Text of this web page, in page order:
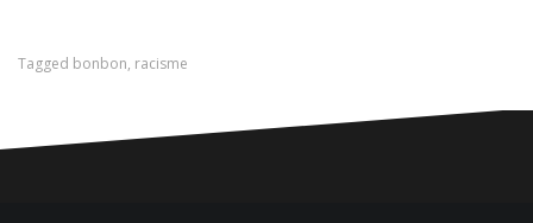
Tagged bonbon, racisme